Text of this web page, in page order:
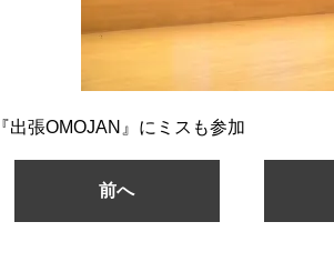
『出張OMOJAN』にミスも参加
前へ